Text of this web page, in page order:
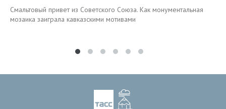
Смальтовый привет из Советского Союза. Как монументальная
мозаика заиграла кавказскими мотивами